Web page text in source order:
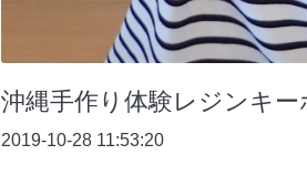
沖縄手作り体験レジンキ
2019-10-28 11:53:20